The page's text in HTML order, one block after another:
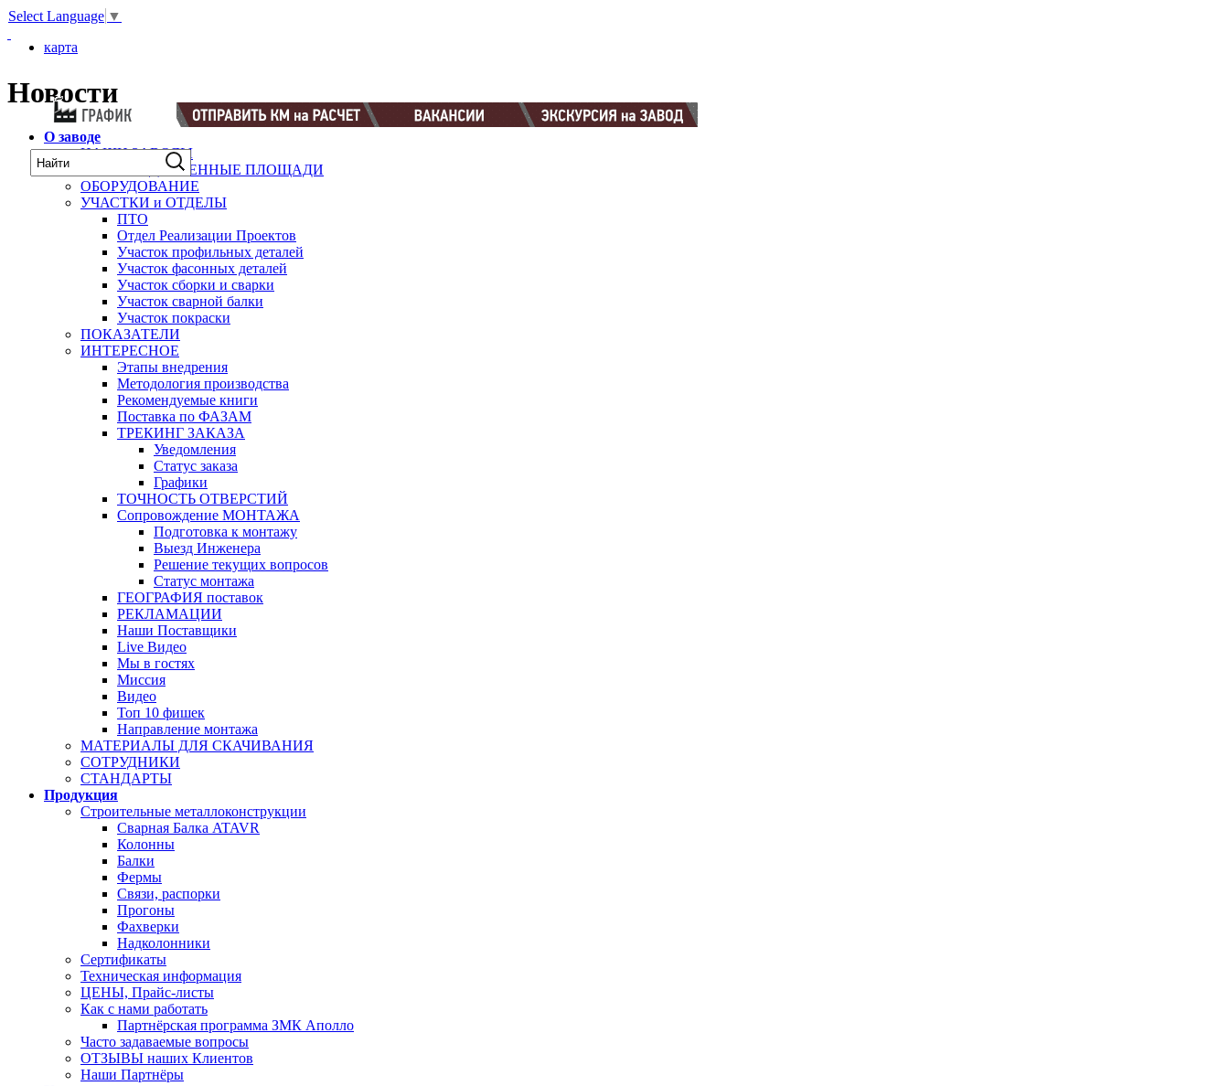
Select Language ▼
карта
Новости
О заводе
НАШИ ЗАВОДЫ
ПРОИЗВОДСТВЕННЫЕ ПЛОЩАДИ
ОБОРУДОВАНИЕ
УЧАСТКИ и ОТДЕЛЫ
ПТО
Отдел Реализации Проектов
Участок профильных деталей
Участок фасонных деталей
Участок сборки и сварки
Участок сварной балки
Участок покраски
ПОКАЗАТЕЛИ
ИНТЕРЕСНОЕ
Этапы внедрения
Методология производства
Рекомендуемые книги
Поставка по ФАЗАМ
ТРЕКИНГ ЗАКАЗА
Уведомления
Статус заказа
Графики
ТОЧНОСТЬ ОТВЕРСТИЙ
Сопровождение МОНТАЖА
Подготовка к монтажу
Выезд Инженера
Решение текущих вопросов
Статус монтажа
ГЕОГРАФИЯ поставок
РЕКЛАМАЦИИ
Наши Поставщики
Live Видео
Мы в гостях
Миссия
Видео
Топ 10 фишек
Направление монтажа
МАТЕРИАЛЫ ДЛЯ СКАЧИВАНИЯ
СОТРУДНИКИ
СТАНДАРТЫ
Продукция
Строительные металлоконструкции
Сварная Балка ATAVR
Колонны
Балки
Фермы
Связи, распорки
Прогоны
Фахверки
Надколонники
Сертификаты
Техническая информация
ЦЕНЫ, Прайс-листы
Как с нами работать
Партнёрская программа ЗМК Аполло
Часто задаваемые вопросы
ОТЗЫВЫ наших Клиентов
Наши Партнёры